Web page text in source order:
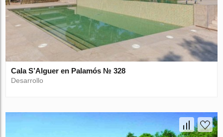
Cala S’Alguer en Palamós № 328
Desarrollo